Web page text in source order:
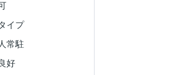
イプ
常駐
好